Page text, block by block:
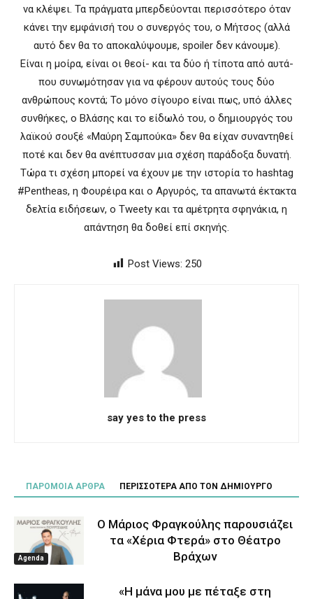
να κλέψει. Τα πράγματα μπερδεύονται περισσότερο όταν
κάνει την εμφάνισή του ο συνεργός του, ο Μήτσος (αλλά
αυτό δεν θα το αποκαλύψουμε, spoiler δεν κάνουμε).
Είναι η μοίρα, είναι οι θεοί- και τα δύο ή τίποτα από αυτά-
που συνωμότησαν για να φέρουν αυτούς τους δύο
ανθρώπους κοντά; Το μόνο σίγουρο είναι πως, υπό άλλες
συνθήκες, ο Βλάσης και το είδωλό του, ο δημιουργός του
λαϊκού σουξέ «Μαύρη Σαμπούκα» δεν θα είχαν συναντηθεί
ποτέ και δεν θα ανέπτυσσαν μια σχέση παράδοξα δυνατή.
Τώρα τι σχέση μπορεί να έχουν με την ιστορία το hashtag
#Pentheas, η Φουρέιρα και ο Αργυρός, τα απανωτά έκτακτα
δελτία ειδήσεων, ο Tweety και τα αμέτρητα σφηνάκια, η
απάντηση θα δοθεί επί σκηνής.
Post Views: 250
say yes to the press
ΠΑΡΟΜΟΙΑ ΑΡΘΡΑ ΠΕΡΙΣΣΟΤΕΡΑ ΑΠΟ ΤΟΝ ΔΗΜΙΟΥΡΓΟ
Agenda
Ο Μάριος Φραγκούλης παρουσιάζει
τα «Χέρια Φτερά» στο Θέατρο
Βράχων
«Η μάνα μου με πέταξε στη